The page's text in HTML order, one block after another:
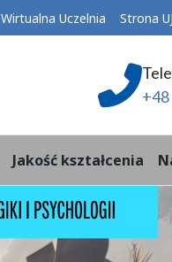
Wirtualna Uczelnia Strona
+48
Jakość kształcenia